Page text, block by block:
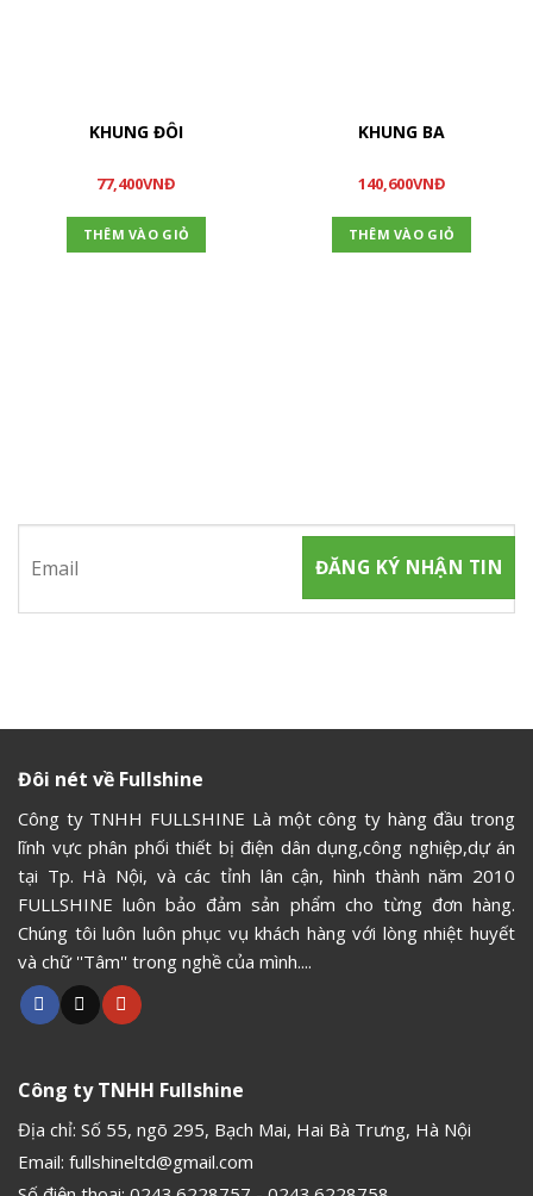
KHUNG ĐÔI
77,400VNĐ
THÊM VÀO GIỎ
KHUNG BA
140,600VNĐ
THÊM VÀO GIỎ
Đôi nét về Fullshine
Công ty TNHH FULLSHINE Là một công ty hàng đầu trong
lĩnh vực phân phối thiết bị điện dân dụng,công nghiệp,dự án
tại Tp. Hà Nội, và các tỉnh lân cận, hình thành năm 2010
FULLSHINE luôn bảo đảm sản phẩm cho từng đơn hàng.
Chúng tôi luôn luôn phục vụ khách hàng với lòng nhiệt huyết
và chữ ''Tâm'' trong nghề của mình....
Công ty TNHH Fullshine
Địa chỉ: Số 55, ngõ 295, Bạch Mai, Hai Bà Trưng, Hà Nội
Email: fullshineltd@gmail.com